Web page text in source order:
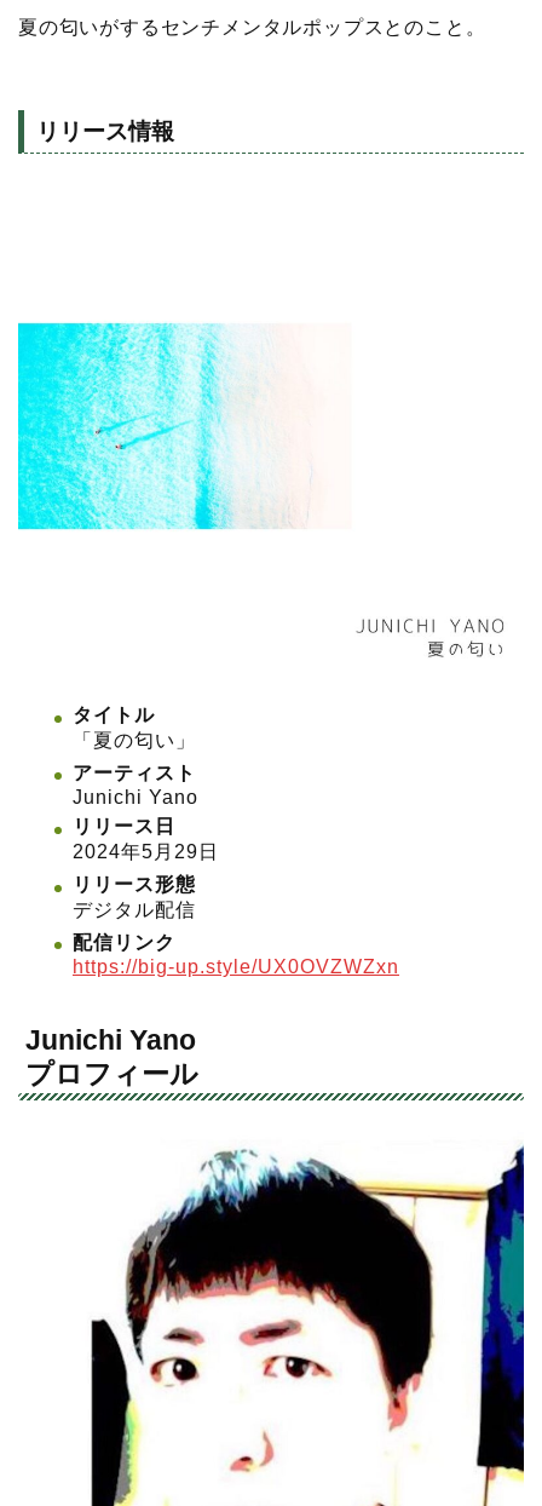
夏の匂いがするセンチメンタルポップスとのこと。
リリース情報
タイトル
「夏の匂い」
アーティスト
Junichi Yano
リリース日
2024年5月29日
リリース形態
デジタル配信
配信リンク
https://big-up.style/UX0OVZWZxn
Junichi Yano
プロフィール